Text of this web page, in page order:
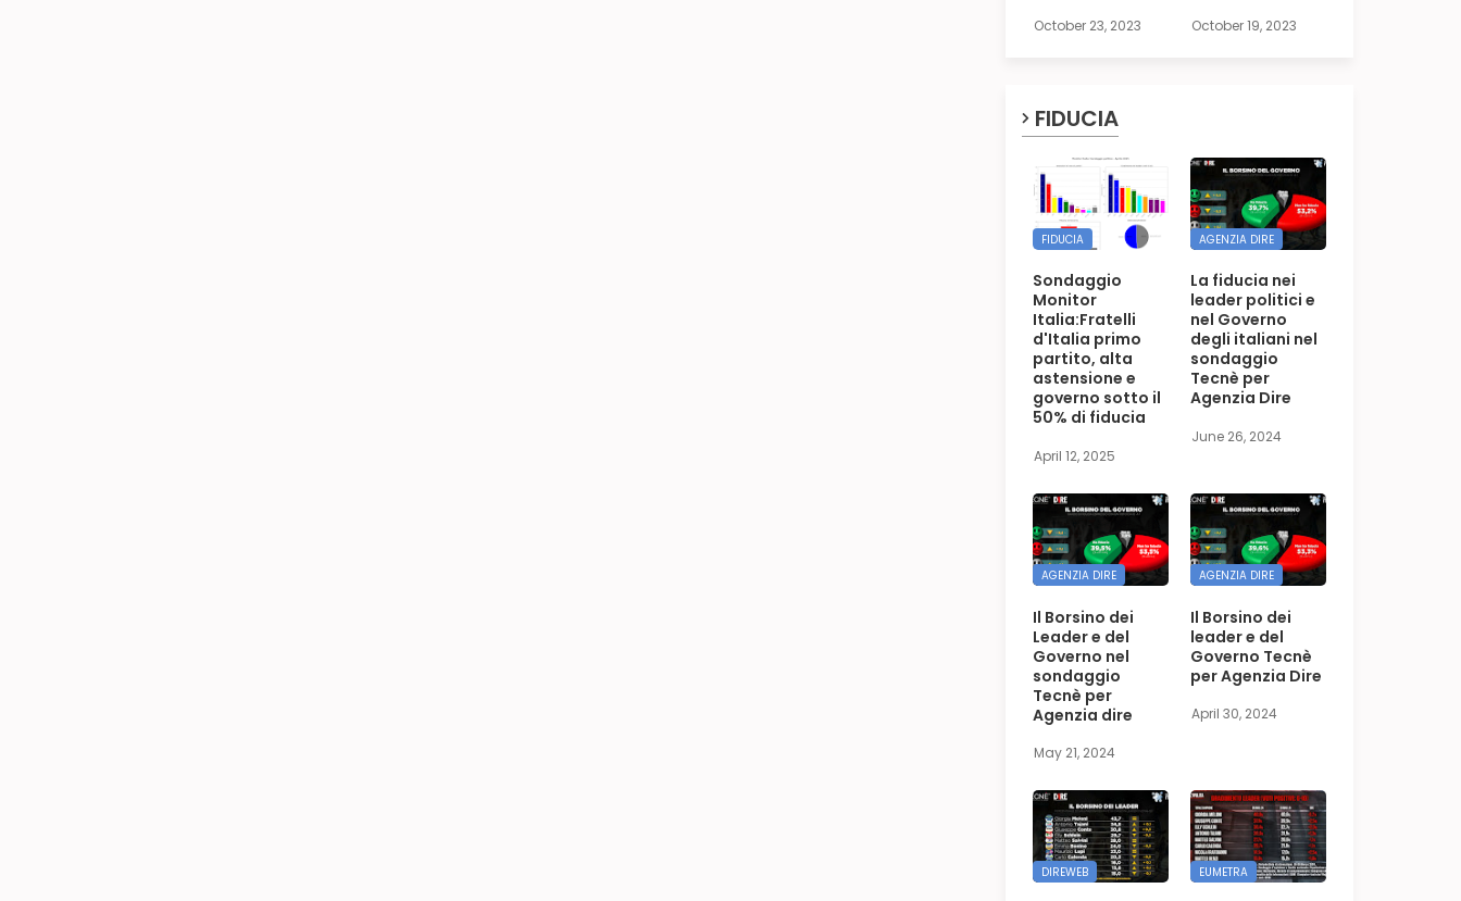
October 23, 2023 October 19, 2023
FIDUCIA
FIDUCIA
Sondaggio
Monitor
Italia:Fratelli
d'Italia primo
partito, alta
astensione e
governo sotto il
50% di fiducia
April 12, 2025
AGENZIA DIRE
La fiducia nei
leader politici e
nel Governo
degli italiani nel
sondaggio
Tecnè per
Agenzia Dire
June 26, 2024
AGENZIA DIRE
Il Borsino dei
Leader e del
Governo nel
sondaggio
Tecnè per
Agenzia dire
May 21, 2024
AGENZIA DIRE
Il Borsino dei
leader e del
Governo Tecnè
per Agenzia Dire
April 30, 2024
DIREWEB EUMETRA